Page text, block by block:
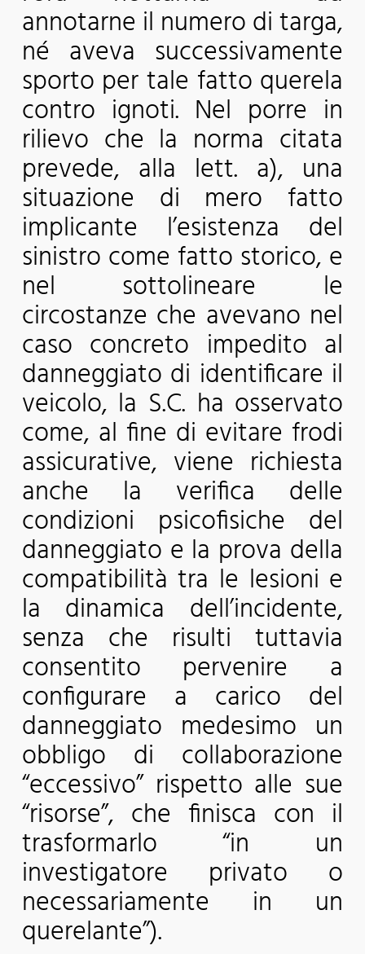
annotarne il numero di targa,
né aveva successivamente
sporto per tale fatto querela
contro ignoti. Nel porre in
rilievo che la norma citata
prevede, alla lett. a), una
situazione di mero fatto
implicante l’esistenza del
sinistro come fatto storico, e
nel sottolineare le
circostanze che avevano nel
caso concreto impedito al
danneggiato di identificare il
veicolo, la S.C. ha osservato
come, al fine di evitare frodi
assicurative, viene richiesta
anche la verifica delle
condizioni psicofisiche del
danneggiato e la prova della
compatibilità tra le lesioni e
la dinamica dell’incidente,
senza che risulti tuttavia
consentito pervenire a
configurare a carico del
danneggiato medesimo un
obbligo di collaborazione
“eccessivo” rispetto alle sue
“risorse”, che finisca con il
trasformarlo “in un
investigatore privato o
necessariamente in un
querelante”).